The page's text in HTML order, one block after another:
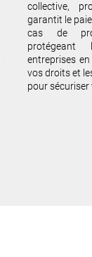
collective,
garantit le
cas de
entreprises
vos droits et
pour sécuriser